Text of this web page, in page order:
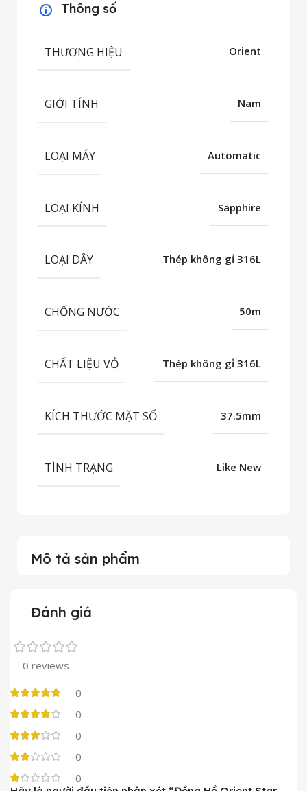
Mô tả sản phẩm
Thông số
THƯƠNG HIỆU Orient
GIỚI TÍNH Nam
LOẠI MÁY Automatic
LOẠI KÍNH Sapphire
LOẠI DÂY Thép không gỉ 316L
CHỐNG NƯỚC 50m
CHẤT LIỆU VỎ Thép không gỉ 316L
KÍCH THƯỚC MẶT SỐ 37.5mm
TÌNH TRẠNG Like New
Đánh giá
0 reviews
0
0
0
0
0